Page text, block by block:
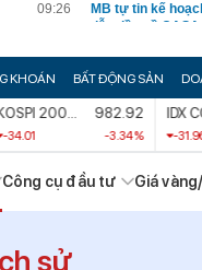
09:26
MB tự tin kế
dẫn đầu về
09:25
Vượt Thái Lan,
trong lĩnh vực
09:25
Tưởng vô vọng,
tình thế bất kỳ
Mỹ đánh giá loại
mà không hay biết
09:16
Mốc quan trọng
09:11
KHOÁN BẤT ĐỘNG SẢN
KOSPI 200 Index 982.92
-3.34 % -31.96
Công cụ đầu tư Giá
sử